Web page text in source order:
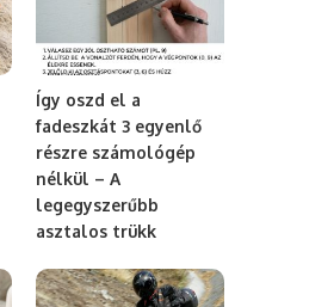
Így oszd el a
fadeszkát 3 egyenlő
részre számológép
nélkül – A
legegyszerűbb
asztalos trükk